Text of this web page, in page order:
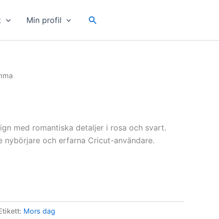
Min profil Sök
med romantiska detaljer i rosa och svart.
nybörjare och erfarna Cricut-användare.
Mors dag